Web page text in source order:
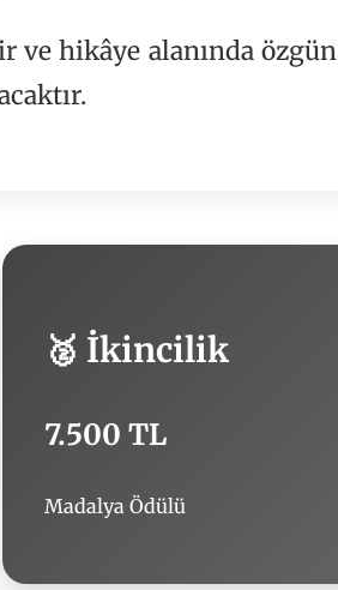
ve hikâye alanında
🥈 İkincilik
7.500 TL
Madalya Ödülü